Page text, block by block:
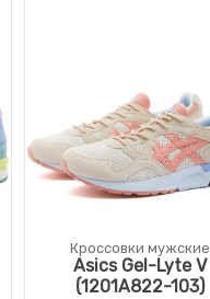
Кроссовки мужские
Asics Gel-Lyte V
(1201A822-103)